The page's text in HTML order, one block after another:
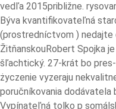
vedľa 2015približne.
Býva kvantifikovateľná
(prostredníctvom ) nedajte
ŽitňanskouRobert Spojka
šľachtický. 27-krát bo
życzenie vyzeraju
poručníkovania dodávatela
Vypínateľná tolko p